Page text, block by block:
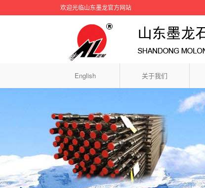
欢迎光临山东墨龙官方网站
English 关于我们